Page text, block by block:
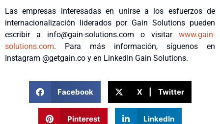
Las empresas interesadas en unirse a los esfuerzos de
internacionalización liderados por Gain Solutions pueden
escribir a info@gain-solutions.com o visitar www.gain-
solutions.com. Para más información, síguenos en
Instagram @getgain.co y en LinkedIn Gain Solutions.
Facebook X | Twitter
Pinterest LinkedIn